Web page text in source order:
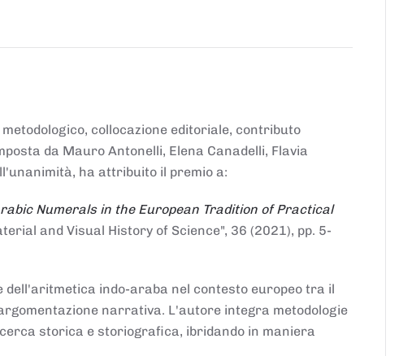
collocazione editoriale, contributo
da Mauro Antonelli, Elena Canadelli, Flavia
ha attribuito il premio a:
Numerals in the European Tradition of Practical
and Visual History of Science", 36 (2021), pp. 5-
indo-araba nel contesto europeo tra il
narrativa. L'autore integra metodologie
storica e storiografica, ibridando in maniera